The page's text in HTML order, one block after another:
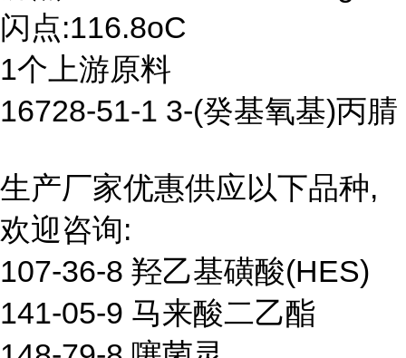
闪点:116.8oC
1个上游原料
16728-51-1 3-(癸基氧基)丙腈
生产厂家优惠供应以下品种,
欢迎咨询:
107-36-8 羟乙基磺酸(HES)
141-05-9 马来酸二乙酯